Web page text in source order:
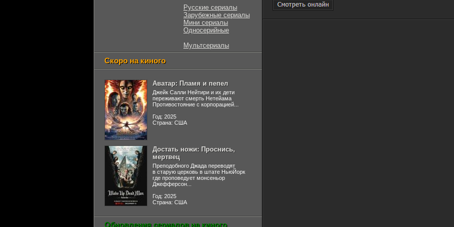
Русские сериалы
Зарубежные сериалы
Мини сериалы
Односерийные
Мультсериалы
Скоро на киного
Аватар: Пламя и пепел
Джейк Салли Нейтири и их дети
переживают смерть Нетейама
Противостояние с корпорацией...
Год: 2025
Страна: США
Достать ножи: Проснись,
мертвец
Преподобного Джада переводят
в старую церковь в штате НьюЙорк
где проповедует монсеньор
Джефферсон...
Год: 2025
Страна: США
Обновления сериалов на киного